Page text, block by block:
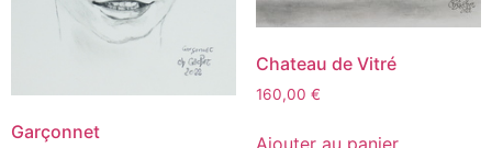
Garçonnet
Chateau de Vitré
160,00 €
Ajouter au panier